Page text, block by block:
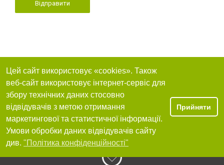
Відправити
Цей сайт використовує «cookies». Також
веб-сайт використовує інтернет-сервіс для
збору технічних даних стосовно
відвідувачів з метою отримання
маркетингової та статистичної інформації.
Умови обробки даних відвідувачів сайту
див. "Політика конфіденційності"
Прийняти